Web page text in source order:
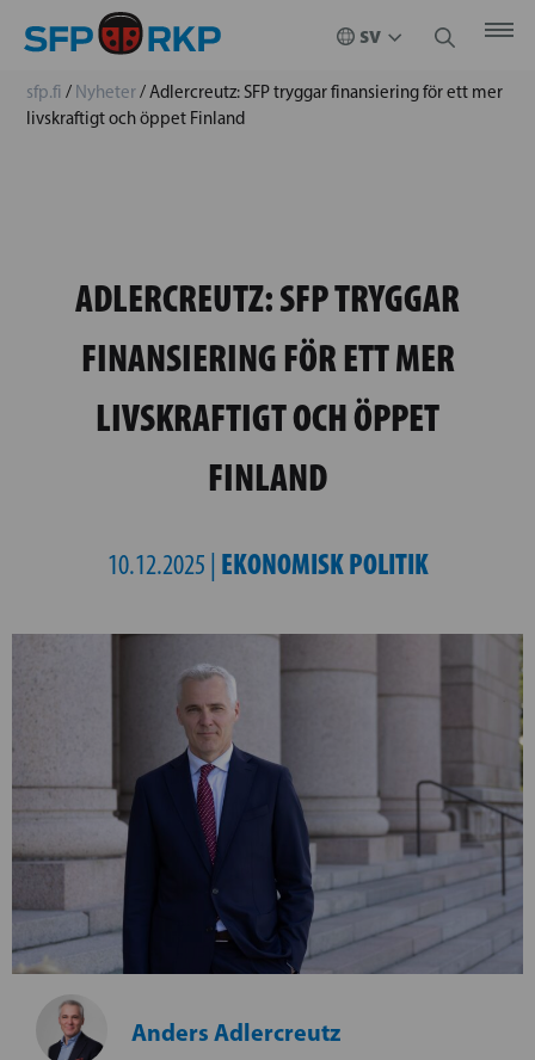
sfp.fi / Nyheter/Adlercreutz: SFP tryggar finansiering för ett mer
livskraftigt och öppet Finland
ADLERCREUTZ: SFP TRYGGAR
FINANSIERING FÖR ETT MER
LIVSKRAFTIGT OCH ÖPPET
FINLAND
10.12.2025 | EKONOMISK POLITIK
Anders Adlercreutz